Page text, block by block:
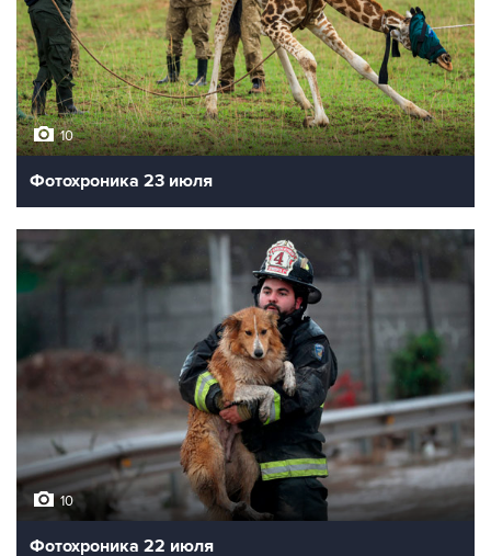
10
Фотохроника 23 июля
10
Фотохроника 22 июля